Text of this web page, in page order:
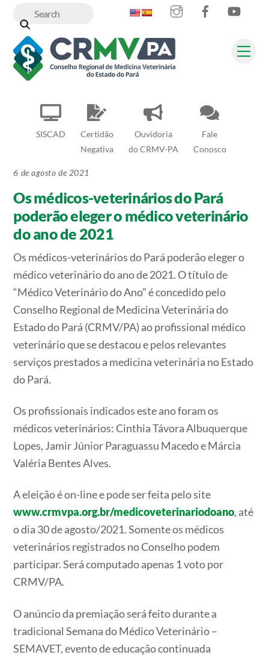
content
SISCAD
Certidão
Negativa
Ouvidoria
do CRMV-PA
Fale
Conosco
InstagramFacebook
6 de agosto de 2021
Os médicos-veterinários do Pará
poderão eleger o médico veterinário
do ano de 2021
Os médicos-veterinários do Pará poderão eleger o
médico veterinário do ano de 2021. O título de
“Médico Veterinário do Ano” é concedido pelo
Conselho Regional de Medicina Veterinária do
Estado do Pará (CRMV/PA) ao profissional médico
veterinário que se destacou e pelos relevantes
serviços prestados a medicina veterinária no Estado
do Pará.
Os profissionais indicados este ano foram os
médicos veterinários: Cinthia Távora Albuquerque
Lopes, Jamir Júnior Paraguassu Macedo e Márcia
Valéria Bentes Alves.
A eleição é on-line e pode ser feita pelo site
www.crmvpa.org.br/medicoveterinariodoano, até
o dia 30 de agosto/2021. Somente os médicos
veterinários registrados no Conselho podem
participar. Será computado apenas 1 voto por
CRMV/PA.
O anúncio da premiação será feito durante a
tradicional Semana do Médico Veterinário –
SEMAVET, evento de educação continuada